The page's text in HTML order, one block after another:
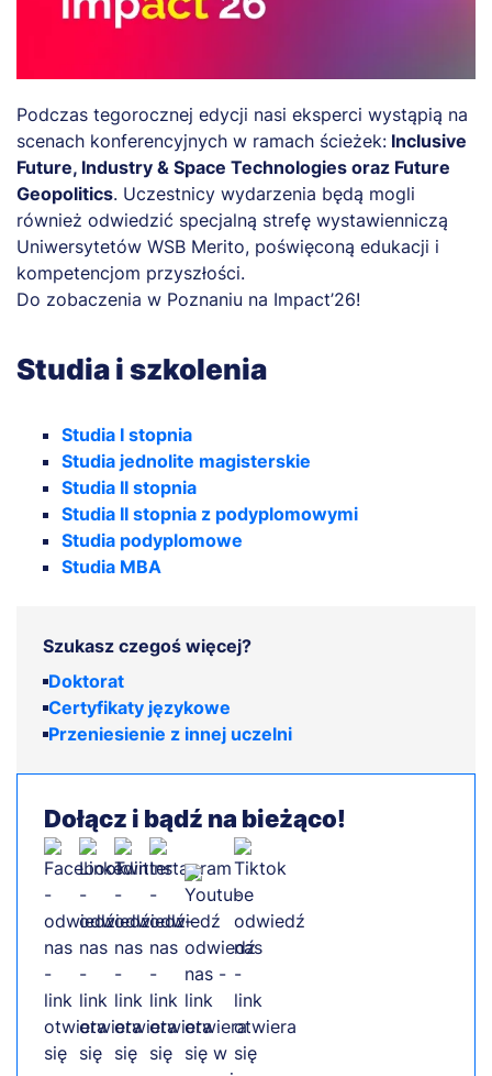
Podczas tegorocznej edycji nasi eksperci wystąpią na
scenach konferencyjnych w ramach ścieżek: Inclusive
Future, Industry & Space Technologies oraz Future
Geopolitics. Uczestnicy wydarzenia będą mogli
również odwiedzić specjalną strefę wystawienniczą
Uniwersytetów WSB Merito, poświęconą edukacji i
kompetencjom przyszłości.
Do zobaczenia w Poznaniu na Impact’26!
Studia i szkolenia
Studia I stopnia
Studia jednolite magisterskie
Studia II stopnia
Studia II stopnia z podyplomowymi
Studia podyplomowe
Studia MBA
Szukasz czegoś więcej?
Doktorat
Certyfikaty językowe
Przeniesienie z innej uczelni
Dołącz i bądź na bieżąco!